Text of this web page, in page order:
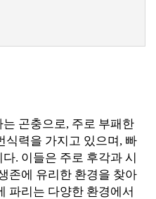
곤충으로, 주로 부패한
식력을 가지고 있으며, 빠
. 이들은 주로 후각과 시
존에 유리한 환경을 찾아
파리는 다양한 환경에서